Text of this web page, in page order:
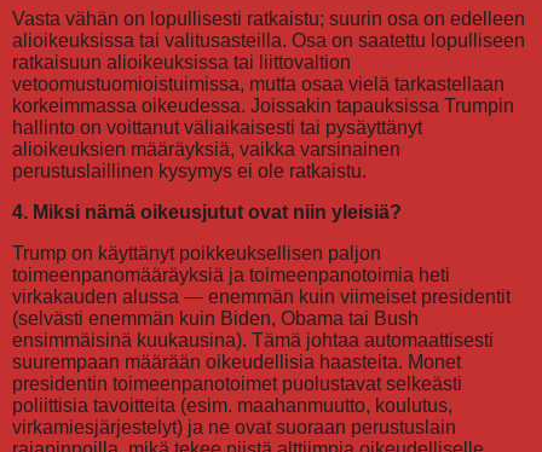
Vasta vähän on lopullisesti ratkaistu; suurin osa on edelleen
alioikeuksissa tai valitusasteilla. Osa on saatettu lopulliseen
ratkaisuun alioikeuksissa tai liittovaltion
vetoomustuomioistuimissa, mutta osaa vielä tarkastellaan
korkeimmassa oikeudessa. Joissakin tapauksissa Trumpin
hallinto on voittanut väliaikaisesti tai pysäyttänyt
alioikeuksien määräyksiä, vaikka varsinainen
perustuslaillinen kysymys ei ole ratkaistu.
4. Miksi nämä oikeusjutut ovat niin yleisiä?
Trump on käyttänyt poikkeuksellisen paljon
toimeenpanomääräyksiä ja toimeenpanotoimia heti
virkakauden alussa — enemmän kuin viimeiset presidentit
(selvästi enemmän kuin Biden, Obama tai Bush
ensimmäisinä kuukausina). Tämä johtaa automaattisesti
suurempaan määrään oikeudellisia haasteita. Monet
presidentin toimeenpanotoimet puolustavat selkeästi
poliittisia tavoitteita (esim. maahanmuutto, koulutus,
virkamiesjärjestelyt) ja ne ovat suoraan perustuslain